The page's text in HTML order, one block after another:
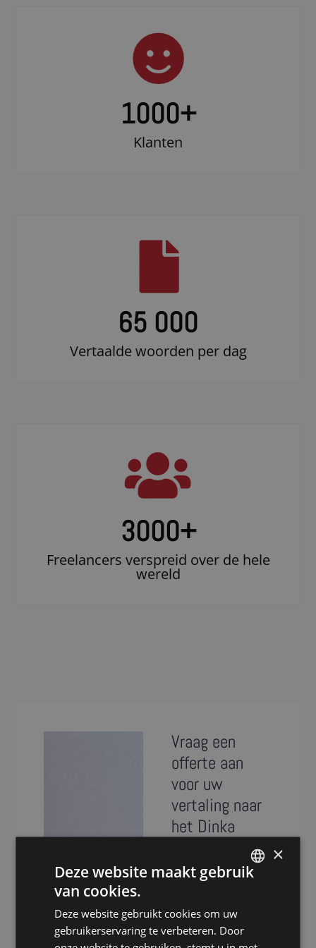
1000+
Klanten
65 000
Vertaalde woorden per dag
3000+
Freelancers verspreid over de hele
wereld
Vraag een
offerte aan
voor uw
vertaling naar
het Dinka
Presence is al meer
dan 20 jaar
vertalen van teksten
naar het Dinka.
Dankzij ons
×
Deze website maakt gebruik
van cookies.
Deze website gebruikt cookies om uw
gebruikerservaring te verbeteren. Door